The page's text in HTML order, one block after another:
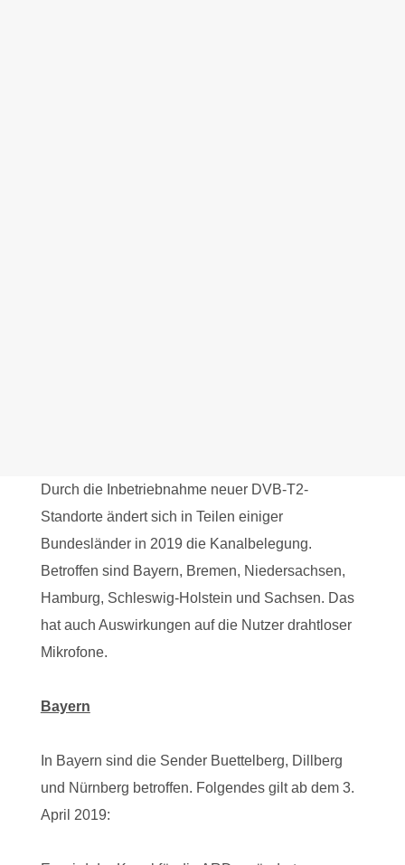
Durch die Inbetriebnahme neuer DVB-T2-
Standorte ändert sich in Teilen einiger
Bundesländer in 2019 die Kanalbelegung.
Betroffen sind Bayern, Bremen, Niedersachsen,
Hamburg, Schleswig-Holstein und Sachsen. Das
hat auch Auswirkungen auf die Nutzer drahtloser
Mikrofone.
Bayern
In Bayern sind die Sender Buettelberg, Dillberg
und Nürnberg betroffen. Folgendes gilt ab dem 3.
April 2019: